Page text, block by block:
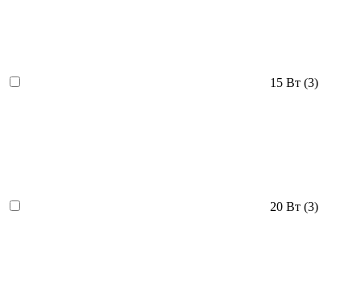
15 Вт (3)
20 Вт (3)